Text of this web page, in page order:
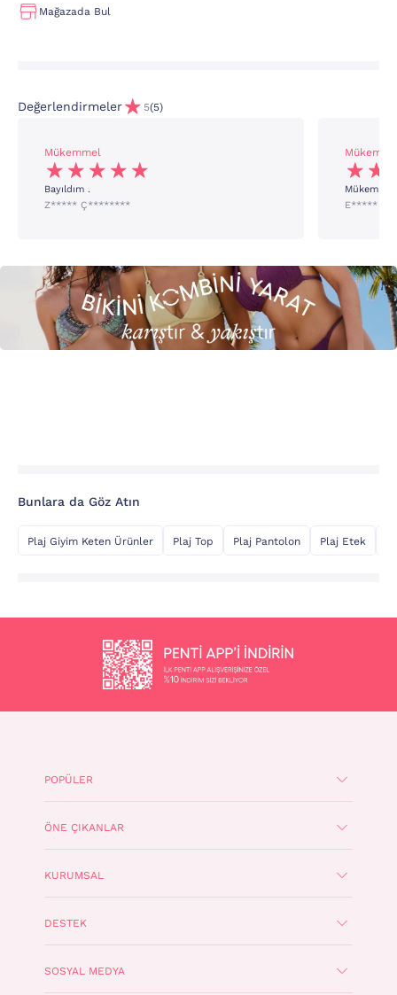
Mağazada Bul
Değerlendirmeler 5(5)
Mükemmel
Bayıldım .
Z***** Ç********
Mükemmel
E*****
Bunlara da Göz Atın
Plaj Giyim Keten Ürünler Plaj Top Plaj Pantolon Plaj Etek
POPÜLER
ÖNE ÇIKANLAR
KURUMSAL
DESTEK
SOSYAL MEDYA